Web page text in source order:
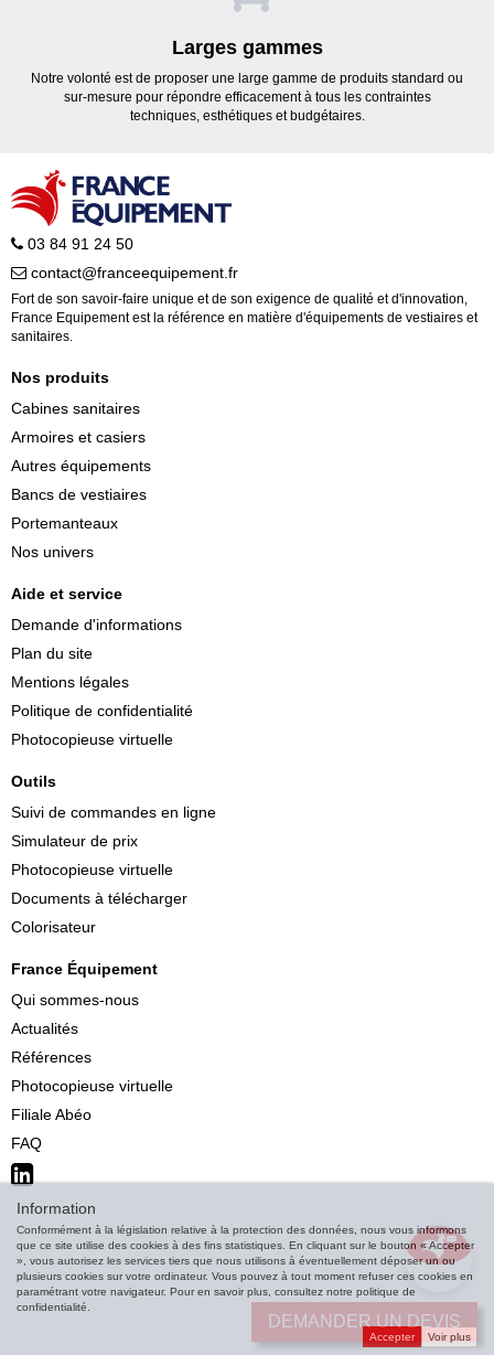
Larges gammes
Notre volonté est de proposer une large gamme de produits standard ou
sur-mesure pour répondre efficacement à tous les contraintes
techniques, esthétiques et budgétaires.
03 84 91 24 50
contact@franceequipement.fr
Fort de son savoir-faire unique et de son exigence de qualité et d'innovation,
France Equipement est la référence en matière d'équipements de vestiaires et
sanitaires.
Nos produits
Cabines sanitaires
Armoires et casiers
Autres équipements
Bancs de vestiaires
Portemanteaux
Nos univers
Aide et service
Demande d'informations
Plan du site
Mentions légales
Politique de confidentialité
Photocopieuse virtuelle
Outils
Suivi de commandes en ligne
Simulateur de prix
Photocopieuse virtuelle
Documents à télécharger
Colorisateur
France Équipement
Qui sommes-nous
Actualités
Références
Photocopieuse virtuelle
Filiale Abéo
FAQ
DEMANDER UN DEVIS
Information
Conformément à la législation relative à la protection des données, nous vous informons
que ce site utilise des cookies à des fins statistiques. En cliquant sur le bouton « Accepter
», vous autorisez les services tiers que nous utilisons à éventuellement déposer un ou
plusieurs cookies sur votre ordinateur. Vous pouvez à tout moment refuser ces cookies en
paramétrant votre navigateur. Pour en savoir plus, consultez notre politique de
confidentialité.
Accepter Voir plus